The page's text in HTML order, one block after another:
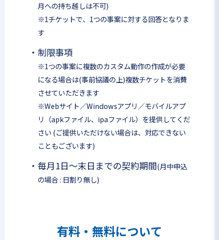
月への持ち越しは不可)
※1チケットで、1つの事案に対する回答となりま
す
・ 制限事項
※1つの事案に複数のカスタム動作の作成が必要
になる場合は(事前協議の上)複数チケットを消費
させていただきます
※Webサイト／Windowsアプリ／モバイルアプ
リ（apkファイル、ipaファイル）を提供してくだ
さい (ご提供いただけない場合は、対応できない
こともございます)
・ 毎月1日～末日までの契約期間(月中申込
の場合 : 日割り無し)
有料・無料について